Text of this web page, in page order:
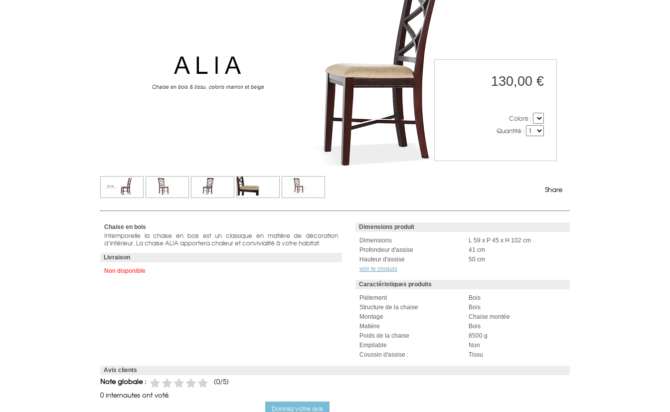
130,00 €
Coloris :
Quantité :
Share
Chaise en bois
Intemporelle la chaise en bois est un classique en matière de décoration
d’intérieur. La chaise ALIA apportera chaleur et convivialité à votre habitat.
Livraison
Non disponible
Dimensions produit
Dimensions
L 59 x P 45 x H 102 cm
Profondeur d'assise
41 cm
Hauteur d'assise
50 cm
voir le croquis
Caractéristiques produits
Piètement
Bois
Structure de la chaise
Bois
Montage
Chaise montée
Matière
Bois
Poids de la chaise
8500 g
Empilable
Non
Coussin d'assise :
Tissu
Avis clients
Note globale : (0/5)
0 internautes ont voté.
Donnez votre avis